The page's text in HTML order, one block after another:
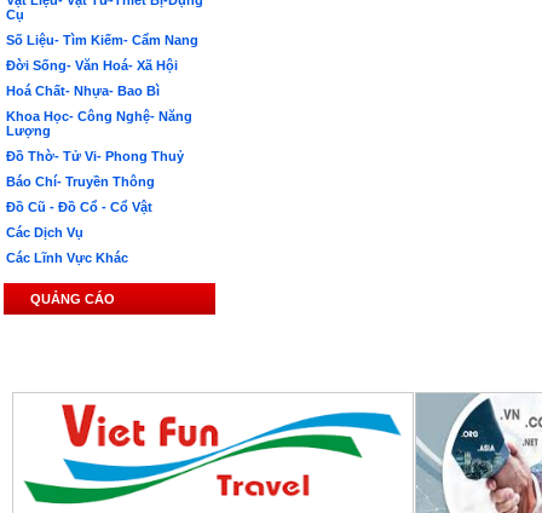
Cụ
Số Liệu- Tìm Kiếm- Cẩm Nang
Đời Sống- Văn Hoá- Xã Hội
Hoá Chất- Nhựa- Bao Bì
Khoa Học- Công Nghệ- Năng
Lượng
Đồ Thờ- Tử Vi- Phong Thuỷ
Báo Chí- Truyền Thông
Đồ Cũ - Đồ Cổ - Cổ Vật
Các Dịch Vụ
Các Lĩnh Vực Khác
QUẢNG CÁO